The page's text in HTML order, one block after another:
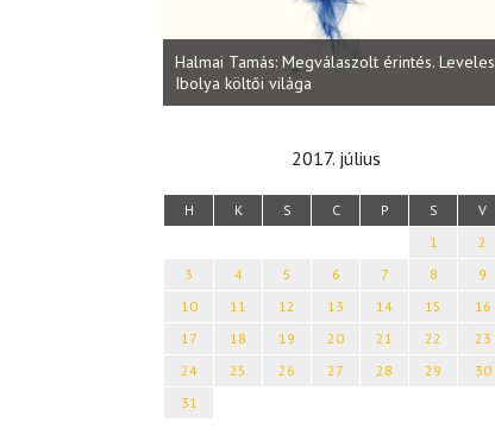
Halmai Tamás: Megválaszolt érintés. Leveles
Ibolya költői világa
2017. július
H K S C P S V
1
2
3
4 5 6 7 8
9
10
11 12 13 14 15
16
17
18 19 20 21 22
23
24
25 26 27 28 29
30
31